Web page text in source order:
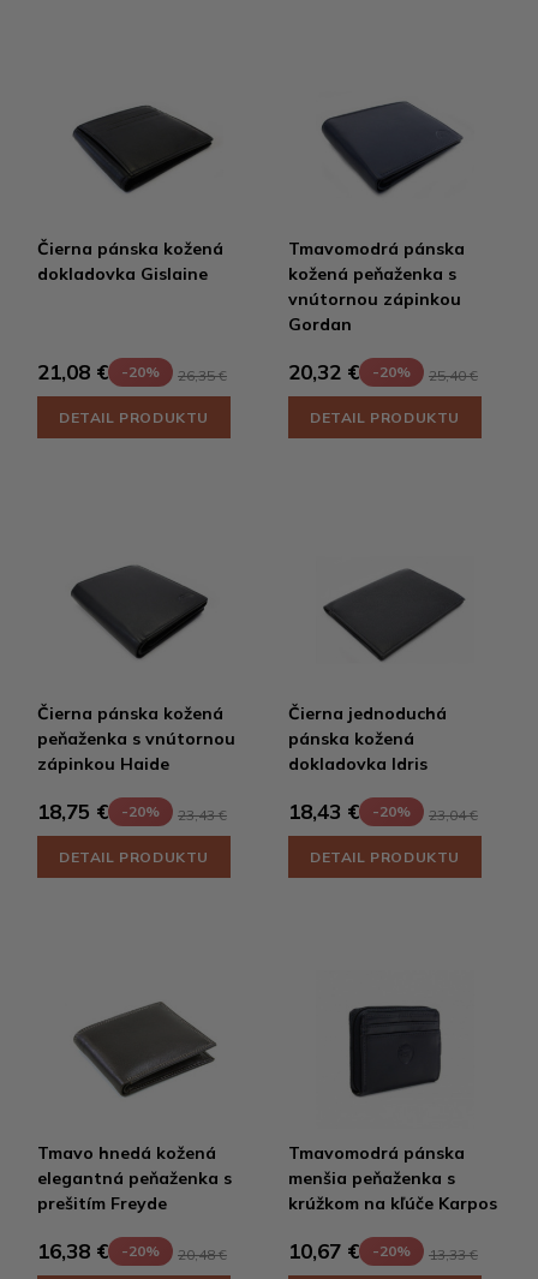
Čierna pánska kožená
dokladovka Gislaine
21,08 € -20% 26,35 €
DETAIL PRODUKTU
Tmavomodrá pánska
kožená peňaženka s
vnútornou zápinkou
Gordan
20,32 € -20% 25,40 €
DETAIL PRODUKTU
Čierna pánska kožená
peňaženka s vnútornou
zápinkou Haide
18,75 € -20% 23,43 €
DETAIL PRODUKTU
Čierna jednoduchá
pánska kožená
dokladovka Idris
18,43 € -20% 23,04 €
DETAIL PRODUKTU
Tmavo hnedá kožená
elegantná peňaženka s
prešitím Freyde
16,38 € -20% 20,48 €
Tmavomodrá pánska
menšia peňaženka s
krúžkom na kľúče Karpos
10,67 € -20% 13,33 €